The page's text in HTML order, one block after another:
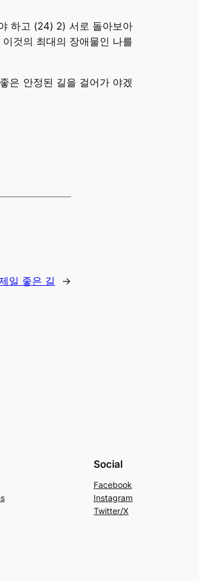
하고 (24) 2) 서로 돌아보아
것의 최대의 장애물인 나를
은 안정된 길을 걸어가 야겠
일 좋은 길 →
Social
Facebook
Instagram
Twitter/X